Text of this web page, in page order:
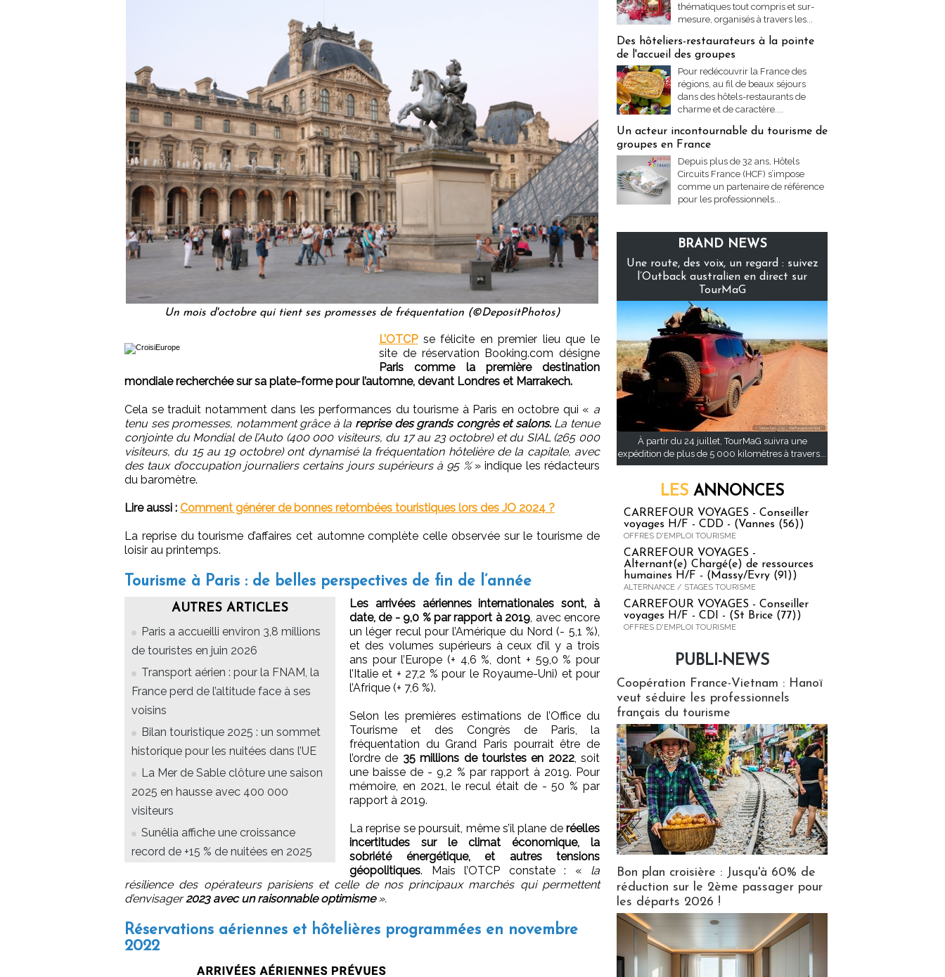
Un mois d'octobre qui tient ses promesses de fréquentation (©DepositPhotos)
L’OTCPse félicite en premier lieu que le
site de réservation Booking.com désigne
Paris comme la première destination
mondiale recherchée sur sa plate-forme pour l’automne, devant Londres et Marrakech.
Cela se traduit notamment dans les performances du tourisme à Paris en octobre qui « a
tenu ses promesses, notamment grâce à la reprise des grands congrès et salons.La tenue
conjointe du Mondial de l’Auto (400 000 visiteurs, du 17 au 23 octobre) et du SIAL (265 000
visiteurs, du 15 au 19 octobre) ont dynamisé la fréquentation hôtelière de la capitale, avec
des taux d’occupation journaliers certains jours supérieurs à 95 % » indique les rédacteurs
du baromètre.
Lire aussi : Comment générer de bonnes retombées touristiques lors des JO 2024 ?
La reprise du tourisme d’affaires cet automne complète celle observée sur le tourisme de
loisir au printemps.
Tourisme à Paris : de belles perspectives de fin de l’année
AUTRES ARTICLES
Paris a accueilli environ 3,8 millions
de touristes en juin 2026
Transport aérien : pour la FNAM, la
France perd de l’altitude face à ses
voisins
Bilan touristique 2025 : un sommet
historique pour les nuitées dans l’UE
La Mer de Sable clôture une saison
2025 en hausse avec 400 000
visiteurs
Sunêlia affiche une croissance
record de +15 % de nuitées en 2025
Les arrivées aériennes internationales sont, à
date, de - 9,0 % par rapport à 2019, avec encore
un léger recul pour l’Amérique du Nord (- 5,1 %),
et des volumes supérieurs à ceux d’il y a trois
ans pour l’Europe (+ 4,6 %, dont + 59,0 % pour
l’Italie et + 27,2 % pour le Royaume-Uni) et pour
l’Afrique (+ 7,6 %).
Selon les premières estimations de l’Office du
Tourisme et des Congrès de Paris, la
fréquentation du Grand Paris pourrait être de
l’ordre de 35 millions de touristes en 2022, soit
une baisse de - 9,2 % par rapport à 2019. Pour
mémoire, en 2021, le recul était de - 50 % par
rapport à 2019.
La reprise se poursuit, même s’il plane de réelles
incertitudes sur le climat économique, la
sobriété énergétique, et autres tensions
géopolitiques. Mais l’OTCP constate : « la
résilience des opérateurs parisiens et celle de nos principaux marchés qui permettent
d’envisager2023 avec un raisonnable optimisme».
Réservations aériennes et hôtelières programmées en novembre
2022
thématiques tout compris et sur-
mesure, organisés à travers les...
Des hôteliers-restaurateurs à la pointe
de l'accueil des groupes
Pour redécouvrir la France des
régions, au fil de beaux séjours
dans des hôtels-restaurants de
charme et de caractère....
Un acteur incontournable du tourisme de
groupes en France
Depuis plus de 32 ans, Hôtels
Circuits France (HCF) s’impose
comme un partenaire de référence
pour les professionnels...
BRAND NEWS
Une route, des voix, un regard : suivez
l’Outback australien en direct sur
TourMaG
À partir du 24 juillet, TourMaG suivra une
expédition de plus de 5 000 kilomètres à travers...
LES ANNONCES
CARREFOUR VOYAGES - Conseiller
voyages H/F - CDD - (Vannes (56))
OFFRES D'EMPLOI TOURISME
CARREFOUR VOYAGES -
Alternant(e) Chargé(e) de ressources
humaines H/F - (Massy/Evry (91))
ALTERNANCE / STAGES TOURISME
CARREFOUR VOYAGES - Conseiller
voyages H/F - CDI - (St Brice (77))
OFFRES D'EMPLOI TOURISME
PUBLI-NEWS
Coopération France-Vietnam : Hanoï
veut séduire les professionnels
français du tourisme
Bon plan croisière : Jusqu'à 60% de
réduction sur le 2ème passager pour
les départs 2026 !